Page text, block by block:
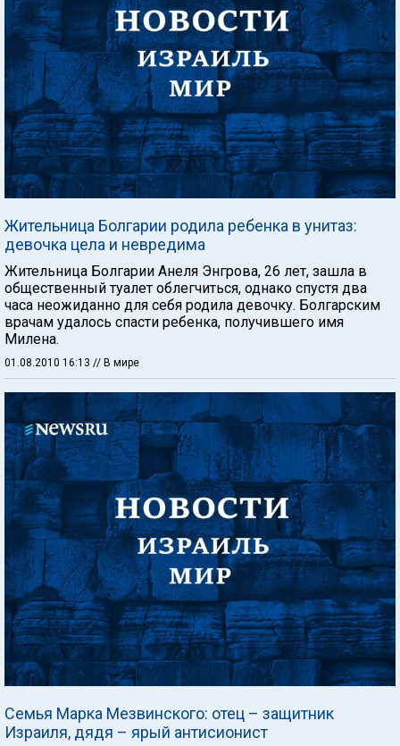
Жительница Болгарии родила ребенка в унитаз:
девочка цела и невредима
Жительница Болгарии Анеля Энгрова, 26 лет, зашла в
общественный туалет облегчиться, однако спустя два
часа неожиданно для себя родила девочку. Болгарским
врачам удалось спасти ребенка, получившего имя
Милена.
01.08.2010 16:13 // В мире
Семья Марка Мезвинского: отец – защитник
Израиля, дядя – ярый антисионист